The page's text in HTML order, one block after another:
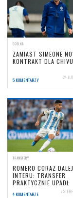
OGÓLNA
ZAMIAST SIMEONE
KONTRAKT DLA CHIVU
5 KOMENTARZY 24
TRANSFERY
ROMERO CORAZ
INTERU: TRANSFER
PRAKTYCZNIE UPADŁ
4 KOMENTARZE 7